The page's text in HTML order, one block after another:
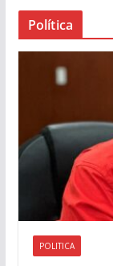
Política
POLITICA